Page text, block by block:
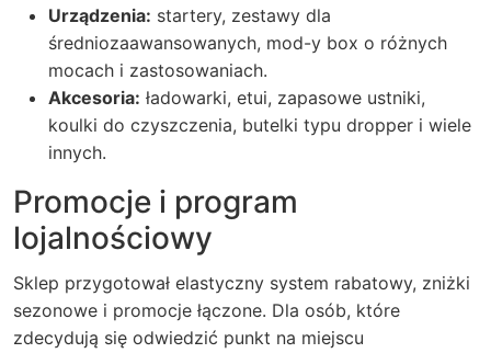
Urządzenia: startery, zestawy dla
średniozaawansowanych, mod-y box o różnych
mocach i zastosowaniach.
Akcesoria: ładowarki, etui, zapasowe ustniki,
koulki do czyszczenia, butelki typu dropper i wiele
innych.
Promocje i program
lojalnościowy
Sklep przygotował elastyczny system rabatowy, zniżki
sezonowe i promocje łączone. Dla osób, które
zdecydują się odwiedzić punkt na miejscu